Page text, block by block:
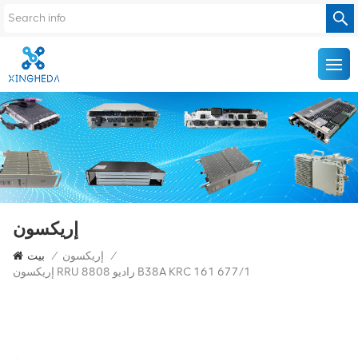
إريكسون
بيت / إريكسون /
إريكسون RRU راديو 8808 B38A KRC 161 677/1